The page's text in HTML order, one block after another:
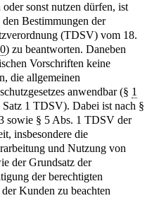
sonst nutzen dürfen, ist
Bestimmungen der
(TDSV) vom 18.
) zu beantworten. Daneben
Vorschriften keine
die allgemeinen
anwendbar (§ 1
1 TDSV). Dabei ist nach §
sowie § 5 Abs. 1 TDSV der
insbesondere die
und Nutzung von
der Grundsatz der
der berechtigten
Kunden zu beachten